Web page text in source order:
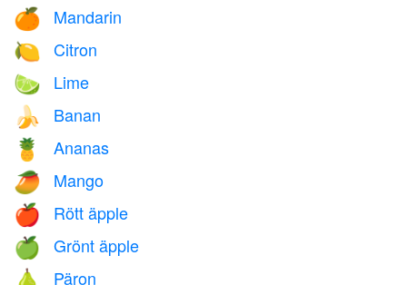
🍊 Mandarin
🍋 Citron
🍋‍🟩 Lime
🍌 Banan
🍍 Ananas
🥭 Mango
🍎 Rött äpple
🍏 Grönt äpple
Päron